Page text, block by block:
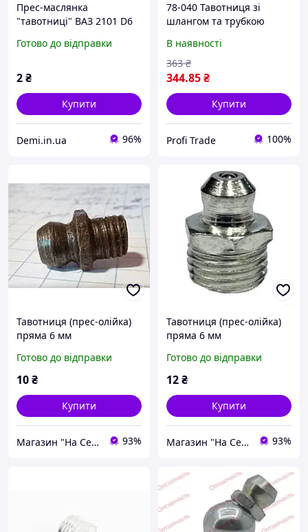
Прес-маслянка
"тавотниці" ВАЗ 2101 D6
Готово до відправки
2₴
Купити
Demi.in.ua 96%
78-040 Тавотниця зі
шлангом та трубкою
В наявності
344.85₴
363 ₴
Купити
Profi Trade 100%
Тавотниця (прес-олійка)
пряма 6 мм
Готово до відправки
10₴
Купити
Магазин "На Село!" 93%
Тавотниця (прес-олійка)
пряма 6 мм
Готово до відправки
12₴
Купити
Магазин "На Село!" 93%